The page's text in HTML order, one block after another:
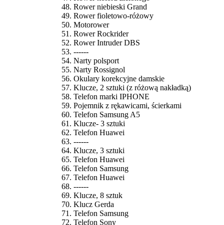
Rower niebieski Grand
Rower fioletowo-różowy
Motorower
Rower Rockrider
Rower Intruder DBS
------
Narty polsport
Narty Rossignol
Okulary korekcyjne damskie
Klucze, 2 sztuki (z różową nakładką)
Telefon marki IPHONE
Pojemnik z rękawicami, ścierkami
Telefon Samsung A5
Klucze- 3 sztuki
Telefon Huawei
------
Klucze, 3 sztuki
Telefon Huawei
Telefon Samsung
Telefon Huawei
------
Klucze, 8 sztuk
Klucz Gerda
Telefon Samsung
Telefon Sony